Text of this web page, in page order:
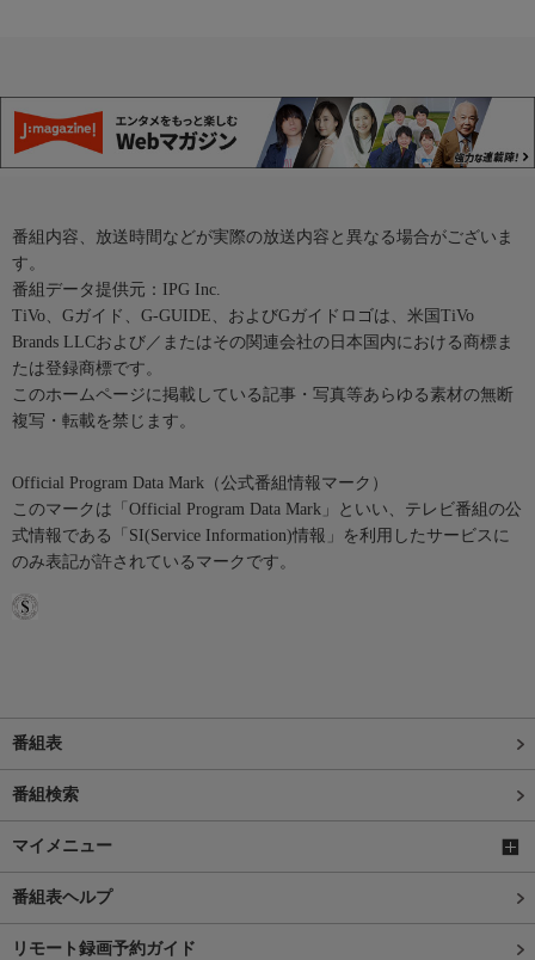
番組内容、放送時間などが実際の放送内容と異なる場合がございま
す。
番組データ提供元：IPG Inc.
TiVo、Gガイド、G-GUIDE、およびGガイドロゴは、米国TiVo
Brands LLCおよび／またはその関連会社の日本国内における商標ま
たは登録商標です。
このホームページに掲載している記事・写真等あらゆる素材の無断
複写・転載を禁じます。
Official Program Data Mark（公式番組情報マーク）
このマークは「Official Program Data Mark」といい、テレビ番組の公
式情報である「SI(Service Information)情報」を利用したサービスに
のみ表記が許されているマークです。
番組表
番組検索
マイメニュー
番組表ヘルプ
リモート録画予約ガイド